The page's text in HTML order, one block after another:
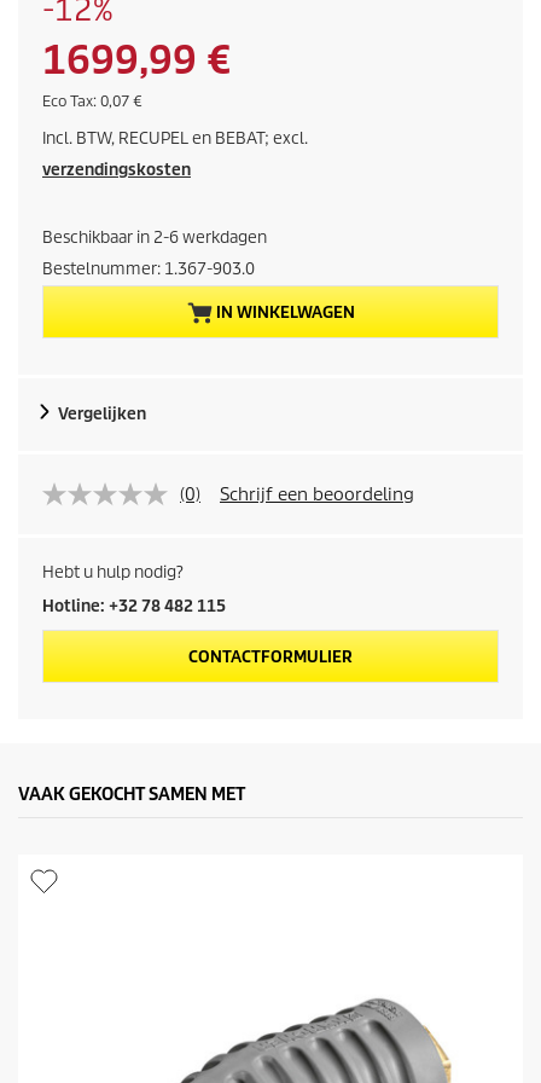
d
e
p
r
o
d
u
t
p
r
i
j
O
p
s
l
a
a
n
-12%
H
u
i
i
g
p
o
d
u
c
r
j
1699,99 €
E
o
t
a
Eco Tax: 0,07 €
Incl. BTW, RECUPEL en BEBAT; excl.
verzendingskosten
Beschikbaar in 2-6 werkdagen
Bestelnummer: 1.367-903.0
IN WINKELWAGEN
Vergelijken
(0) Schrijf een beoordeling
Hebt u hulp nodig?
Hotline: +32 78 482 115
CONTACTFORMULIER
VAAK GEKOCHT SAMEN MET